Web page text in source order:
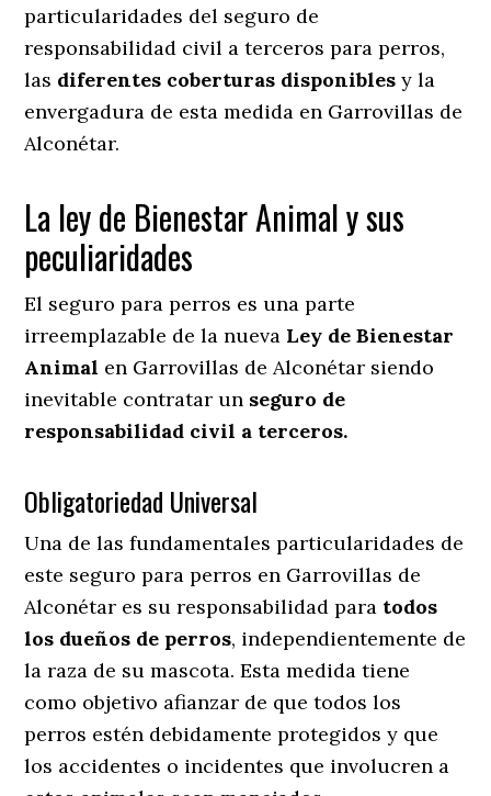
particularidades del seguro de
responsabilidad civil a terceros para perros,
las diferentes coberturas disponibles y la
envergadura de esta medida en Garrovillas de
Alconétar.
La ley de Bienestar Animal y sus
peculiaridades
El seguro para perros es una parte
irreemplazable de la nueva Ley de Bienestar
Animal en Garrovillas de Alconétar siendo
inevitable contratar un seguro de
responsabilidad civil a terceros.
Obligatoriedad Universal
Una de las fundamentales particularidades de
este seguro para perros en Garrovillas de
Alconétar es su responsabilidad para todos
los dueños de perros, independientemente de
la raza de su mascota. Esta medida tiene
como objetivo afianzar de que todos los
perros estén debidamente protegidos y que
los accidentes o incidentes que involucren a